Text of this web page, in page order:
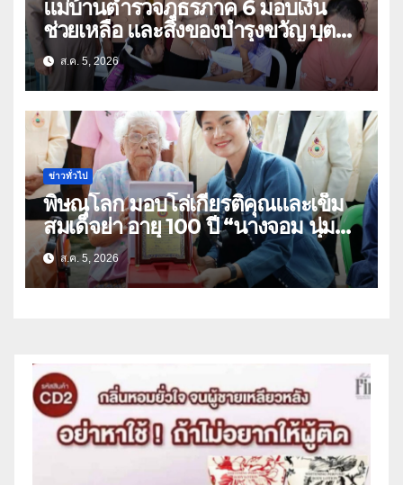
แม่บ้านตำรวจภูธรภาค 6 มอบเงิน
ช่วยเหลือ และสิ่งของบำรุงขวัญ บุตร-
ธิดา ข้าราชการตำรวจจังหวัด
อุทัยธานี
ส.ค. 5, 2026
ข่าวทั่วไป
พิษณุโลก มอบโล่เกียรติคุณและเข็ม
สมเด็จย่า อายุ 100 ปี “นางจอม นุ่ม
เนตร” ตำบลบ้านกร่าง อำเภอเมือง
ส.ค. 5, 2026